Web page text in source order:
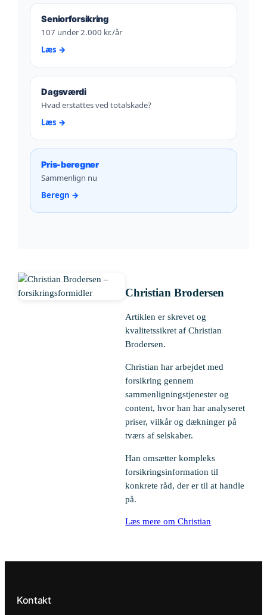
Seniorforsikring
107 under 2.000 kr./år
Læs →
Dagsværdi
Hvad erstattes ved totalskade?
Læs →
Pris-beregner
Sammenlign nu
Beregn →
Christian Brodersen
Artiklen er skrevet og
kvalitetssikret af Christian
Brodersen.
Christian har arbejdet med
forsikring gennem
sammenligningstjenester og
content, hvor han har analyseret
priser, vilkår og dækninger på
tværs af selskaber.
Han omsætter kompleks
forsikringsinformation til
konkrete råd, der er til at handle
på.
Læs mere om Christian
Kontakt